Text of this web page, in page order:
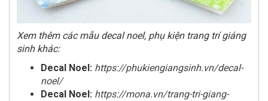
Xem thêm các mẫu decal noel, phụ kiện trang trí giáng
sinh khác:
Decal Noel: https://phukiengiangsinh.vn/decal-
noel/
Decal Noel: https://mona.vn/trang-tri-giang-